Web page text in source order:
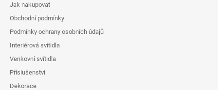
Jak nakupovat
Obchodní podmínky
Podmínky ochrany osobních údajů
Interiérová svítidla
Venkovní svítidla
Příslušenství
Dekorace